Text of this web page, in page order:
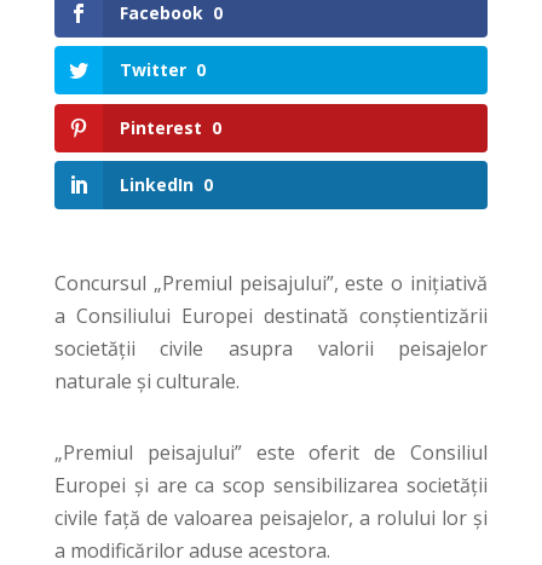
Facebook 0
Twitter 0
Pinterest 0
LinkedIn 0
Concursul „Premiul peisajului”, este o inițiativă
a Consiliului Europei destinată conștientizării
societății civile asupra valorii peisajelor
naturale și culturale.
„Premiul peisajului” este oferit de Consiliul
Europei și are ca scop sensibilizarea societății
civile față de valoarea peisajelor, a rolului lor și
a modificărilor aduse acestora.